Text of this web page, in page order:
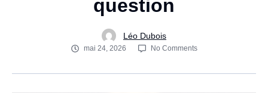
question
Léo Dubois
mai 24, 2026 No Comments